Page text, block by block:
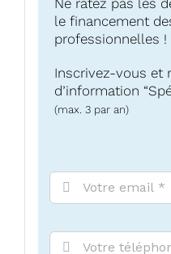
le financement
professionnelles !
Inscrivez-vous et
d’information
(max. 3 par an)